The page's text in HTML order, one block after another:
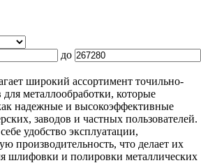
до
широкий ассортимент точильно-
металлообработки, которые
надежные и высокоэффективные
заводов и частных пользователей.
удобство эксплуатации,
производительность, что делает их
шлифовки и полировки металлических